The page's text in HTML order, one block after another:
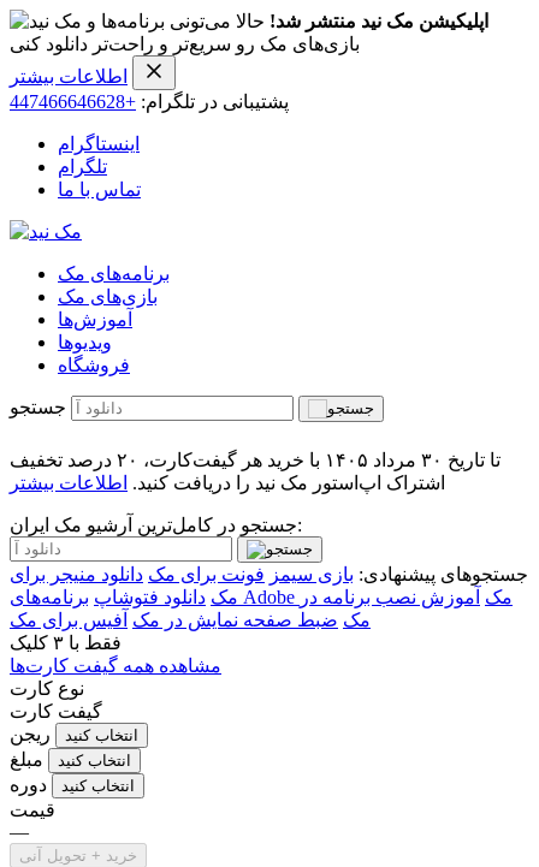
اپلیکیشن مک نید منتشر شد! حالا می‌تونی برنامه‌ها و
بازی‌های مک رو سریع‌تر و راحت‌تر دانلود کنی
اطلاعات بیشتر
پشتیبانی در تلگرام: +447466646628
اینستاگرام
تلگرام
تماس با ما
برنامه‌های مک
بازی‌های مک
آموزش‌ها
ویدیو‌ها
فروشگاه
جستجو
تا تاریخ ۳۰ مرداد ۱۴۰۵ با خرید هر گیفت‌کارت، ۲۰ درصد تخفیف
اشتراک اپ‌استور مک نید را دریافت کنید. اطلاعات بیشتر
جستجو در کامل‌ترین آرشیو مک ایران:
جستجوهای پیشنهادی: بازی سیمز فونت برای مک دانلود منیجر برای
مک دانلود فتوشاپ برنامه‌های Adobe مک آموزش نصب برنامه در
مک ضبط صفحه نمایش در مک آفیس برای مک
فقط با ۳ کلیک
مشاهده همه گیفت کارت‌ها
نوع کارت
گیفت کارت
ریجن
انتخاب کنید
مبلغ انتخاب کنید
دوره انتخاب کنید
قیمت
—
خرید + تحویل آنی